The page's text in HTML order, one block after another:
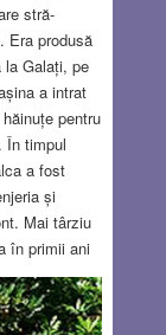
stră-
Era produsă
Galați, pe
a intrat
pentru
În timpul
a fost
și
Mai târziu
în primii ani
mașina
în
ajutau